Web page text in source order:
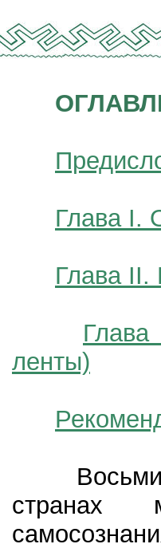
Глава I.
Глава II.
ленты)
странах